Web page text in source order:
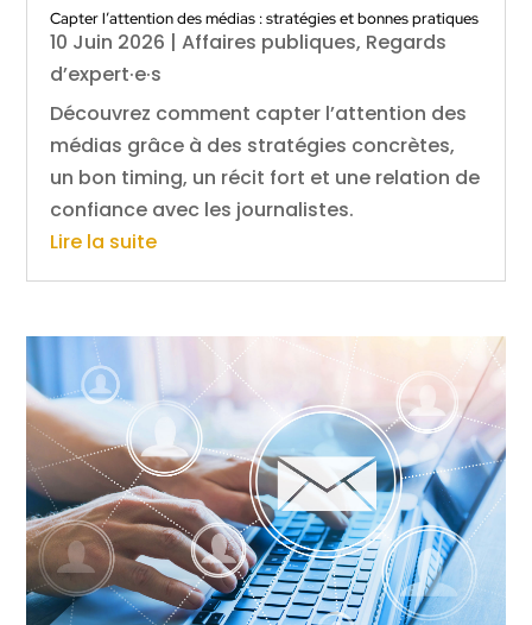
Capter l’attention des médias : stratégies et bonnes pratiques
10 Juin 2026 |Affaires publiques, Regards
d’expert·e·s
Découvrez comment capter l’attention des
médias grâce à des stratégies concrètes,
un bon timing, un récit fort et une relation de
confiance avec les journalistes.
Lire la suite